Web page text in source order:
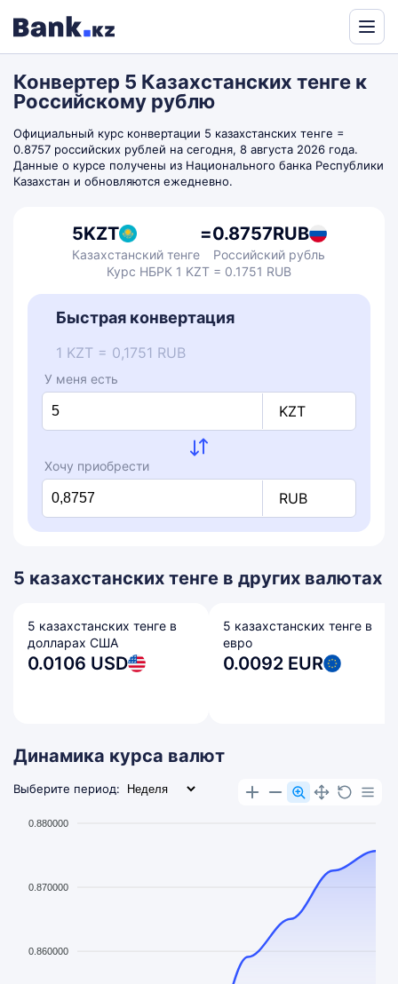
by
Translate
Конвертер 5 Казахстанских тенге к
Российскому рублю
Официальный курс конвертации 5 казахстанских тенге =
0.8757 российских рублей на сегодня, 8 августа 2026 года.
Данные о курсе получены из Национального банка Республики
Казахстан и обновляются ежедневно.
5KZT
Казахстанский тенге
=0.8757RUB
Российский рубль
Курс НБРК 1 KZT = 0.1751 RUB
Быстрая конвертация
1 KZT = 0,1751 RUB
У меня есть
KZT
Хочу приобрести
RUB
5 казахстанских тенге в других валютах
5 казахстанских тенге в
долларах США
0.0106 USD
5 казахстанских тенге в
евро
0.0092 EUR
Динамика курса валют
Выберите период:
0.880000
0.870000
0.860000